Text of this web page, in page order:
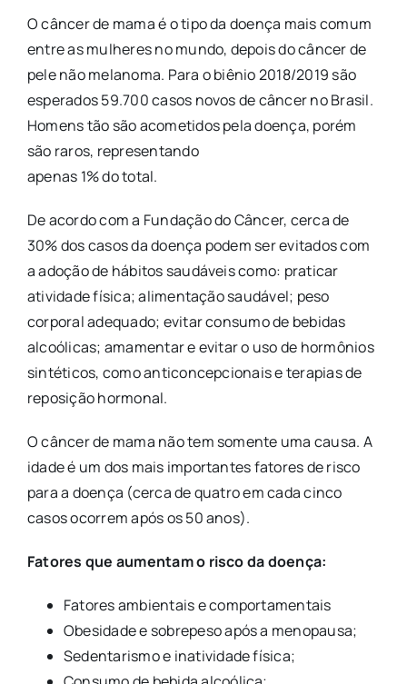
O câncer de mama é o tipo da doença mais comum
entre as mulheres no mundo, depois do câncer de
pele não melanoma. Para o biênio 2018/2019 são
esperados 59.700 casos novos de câncer no Brasil.
Homens tão são acometidos pela doença, porém
são raros, representando
apenas 1% do total.
De acordo com a Fundação do Câncer, cerca de
30% dos casos da doença podem ser evitados com
a adoção de hábitos saudáveis como: praticar
atividade física; alimentação saudável; peso
corporal adequado; evitar consumo de bebidas
alcoólicas; amamentar e evitar o uso de hormônios
sintéticos, como anticoncepcionais e terapias de
reposição hormonal.
O câncer de mama não tem somente uma causa. A
idade é um dos mais importantes fatores de risco
para a doença (cerca de quatro em cada cinco
casos ocorrem após os 50 anos).
Fatores que aumentam o risco da doença:
Fatores ambientais e comportamentais
Obesidade e sobrepeso após a menopausa;
Sedentarismo e inatividade física;